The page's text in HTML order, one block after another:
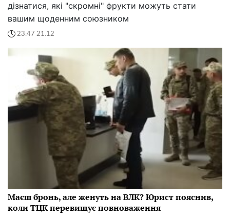
дізнатися, які "скромні" фрукти можуть стати
вашим щоденним союзником
23:47 21.12
Маєш бронь, але женуть на ВЛК? Юрист пояснив,
коли ТЦК перевищує повноваження